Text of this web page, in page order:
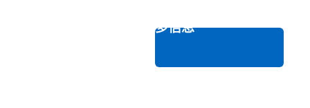
查看更多信息